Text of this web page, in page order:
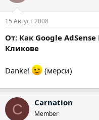
15 Август 2008
От: Как Google
Кликове
Danke! (мерси)
C Carnation
Member